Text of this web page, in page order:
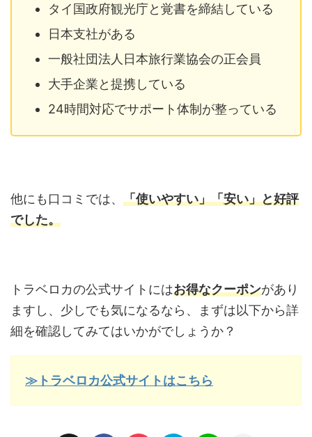
タイ国政府観光庁と覚書を締結している
日本支社がある
一般社団法人日本旅行業協会の正会員
大手企業と提携している
24時間対応でサポート体制が整っている
他にも口コミでは、 「使いやすい」「安い」と好評
でした。
トラベロカの公式サイトにはお得なクーポンがあり
ますし、少しでも気になるなら、まずは以下から詳
細を確認してみてはいかがでしょうか？
≫トラベロカ公式サイトはこちら